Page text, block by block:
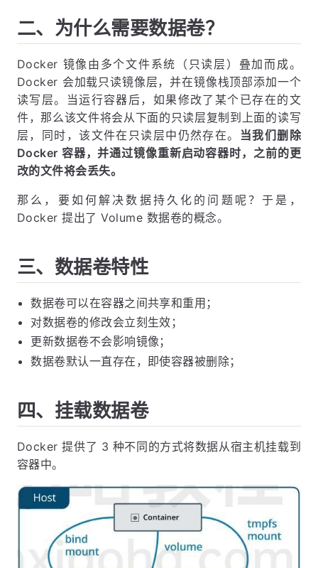
二、为什么需要数据卷？
Docker 镜像由多个文件系统（只读层）叠加而成。
Docker 会加载只读镜像层，并在镜像栈顶部添加一个
读写层。当运行容器后，如果修改了某个已存在的文
件，那么该文件将会从下面的只读层复制到上面的读写
层，同时，该文件在只读层中仍然存在。
当我们删除
Docker 容器，并通过镜像重新启动容器时，之前的更
改的文件将会丢失。
那么，要如何解决数据持久化的问题呢？于是，
Docker 提出了 Volume 数据卷的概念。
三、数据卷特性
数据卷可以在容器之间共享和重用；
对数据卷的修改会立刻生效；
更新数据卷不会影响镜像；
数据卷默认一直存在，即使容器被删除；
四、挂载数据卷
Docker 提供了 3 种不同的方式将数据从宿主机挂载到
容器中。